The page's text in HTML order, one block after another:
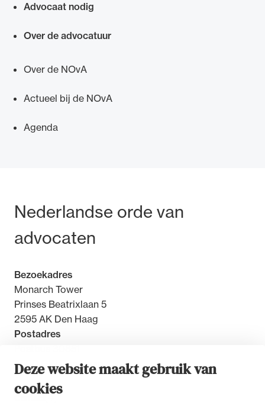
Deze website maakt gebruik van
cookies
Advocaat nodig
Over de advocatuur
Over de NOvA
Actueel bij de NOvA
Agenda
Bezoek- en postadres
Nederlandse orde van
advocaten
Bezoekadres
Monarch Tower
Prinses Beatrixlaan 5
2595 AK Den Haag
Postadres
2500 GW Den Haag
Alle wet- en regelgeving voor de advocatuur.
Ondersteuning voor advocaten bij hun
het rechtsgebiedenregister en